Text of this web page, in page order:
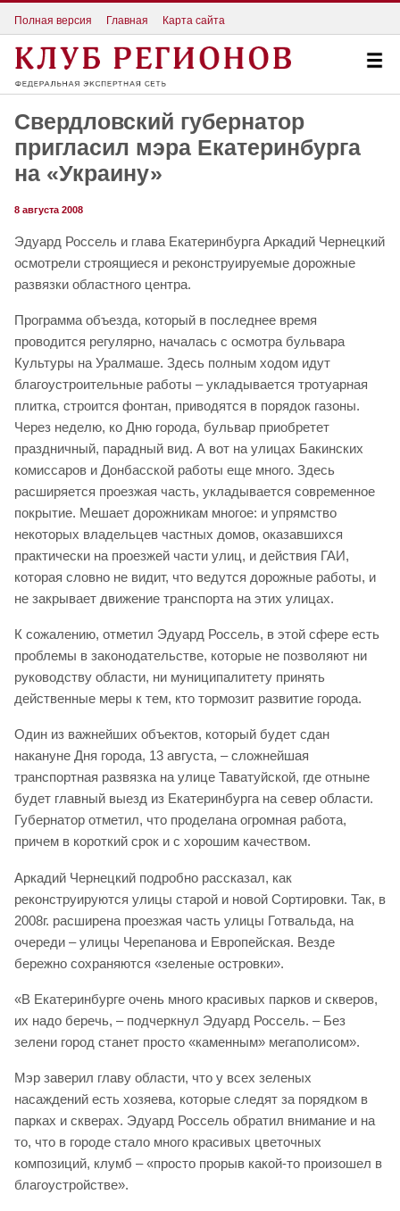
Полная версия Главная Карта сайта
Свердловский губернатор
пригласил мэра Екатеринбурга
на «Украину»
8 августа 2008
Эдуард Россель и глава Екатеринбурга Аркадий Чернецкий
осмотрели строящиеся и реконструируемые дорожные
развязки областного центра.
Программа объезда, который в последнее время
проводится регулярно, началась с осмотра бульвара
Культуры на Уралмаше. Здесь полным ходом идут
благоустроительные работы – укладывается тротуарная
плитка, строится фонтан, приводятся в порядок газоны.
Через неделю, ко Дню города, бульвар приобретет
праздничный, парадный вид. А вот на улицах Бакинских
комиссаров и Донбасской работы еще много. Здесь
расширяется проезжая часть, укладывается современное
покрытие. Мешает дорожникам многое: и упрямство
некоторых владельцев частных домов, оказавшихся
практически на проезжей части улиц, и действия ГАИ,
которая словно не видит, что ведутся дорожные работы, и
не закрывает движение транспорта на этих улицах.
К сожалению, отметил Эдуард Россель, в этой сфере есть
проблемы в законодательстве, которые не позволяют ни
руководству области, ни муниципалитету принять
действенные меры к тем, кто тормозит развитие города.
Один из важнейших объектов, который будет сдан
накануне Дня города, 13 августа, – сложнейшая
транспортная развязка на улице Таватуйской, где отныне
будет главный выезд из Екатеринбурга на север области.
Губернатор отметил, что проделана огромная работа,
причем в короткий срок и с хорошим качеством.
Аркадий Чернецкий подробно рассказал, как
реконструируются улицы старой и новой Сортировки. Так, в
2008г. расширена проезжая часть улицы Готвальда, на
очереди – улицы Черепанова и Европейская. Везде
бережно сохраняются «зеленые островки».
«В Екатеринбурге очень много красивых парков и скверов,
их надо беречь, – подчеркнул Эдуард Россель. – Без
зелени город станет просто «каменным» мегаполисом».
Мэр заверил главу области, что у всех зеленых
насаждений есть хозяева, которые следят за порядком в
парках и скверах. Эдуард Россель обратил внимание и на
то, что в городе стало много красивых цветочных
композиций, клумб – «просто прорыв какой-то произошел в
благоустройстве».